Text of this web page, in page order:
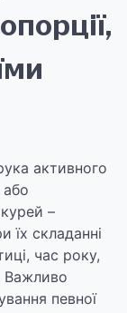
активного
або
–
їх складанні
час року,
Важливо
певної